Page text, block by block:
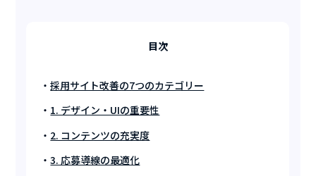
目次
採用サイト改善の7つのカテゴリー
1. デザイン・UIの重要性
2. コンテンツの充実度
3. 応募導線の最適化